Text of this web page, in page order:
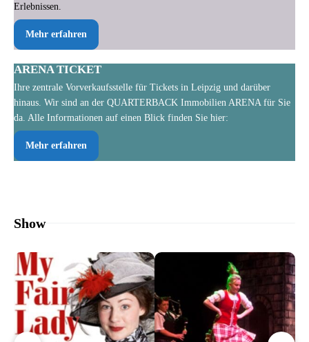
Erlebnissen.
Mehr erfahren
ARENA TICKET
Ihre zentrale Vorverkaufsstelle für Tickets in Leipzig und darüber
hinaus. Wir sind an der QUARTERBACK Immobilien ARENA für Sie
da. Alle Informationen auf einen Blick finden Sie hier:
Mehr erfahren
Show